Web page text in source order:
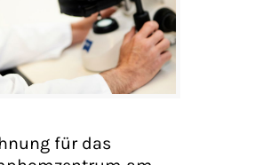
für das